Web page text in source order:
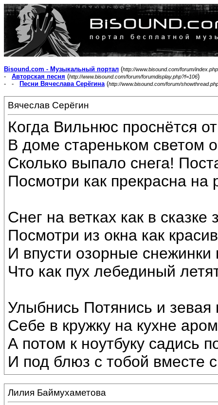
Bisound.com - Музыкальный портал (http://www.bisound.com/forum/index.php
- Авторская песня (http://www.bisound.com/forum/forumdisplay.php?f=106)
- -
Песни Вячеслава Серёгина(http://www.bisound.com/forum/
Вячеслав Серёгин
Когда Вильнюс проснётся
В доме стареньком светом
Сколько выпало снега!
Посмотри как прекрасна на
Снег на ветках как в
Посмотри из окна как
И впусти озорные снежинки
Что как пух лебединый
Улыбнись Потянись и зевая
Себе в кружку на кухне
А потом к ноутбуку садись
И под блюз с тобой вместе
Лилия Баймухаметова